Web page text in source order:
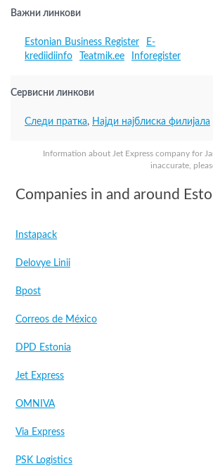
Information about Jet Express company for
inaccurate,
Важни линкови
Estonian Business Register
E-
krediidiinfo
Teatmik.ee Inforegister
Сервисни линкови
Следи пратка, Најди најблиска филијала
Companies in and around
Instapack
Delovye Linii
Bpost
Correos de México
DPD Estonia
Jet Express
OMNIVA
Via Express
PSK Logistics